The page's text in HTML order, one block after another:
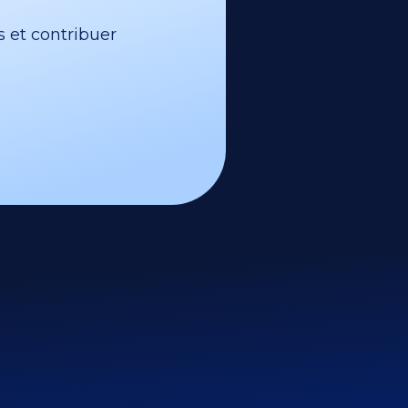
et contribuer